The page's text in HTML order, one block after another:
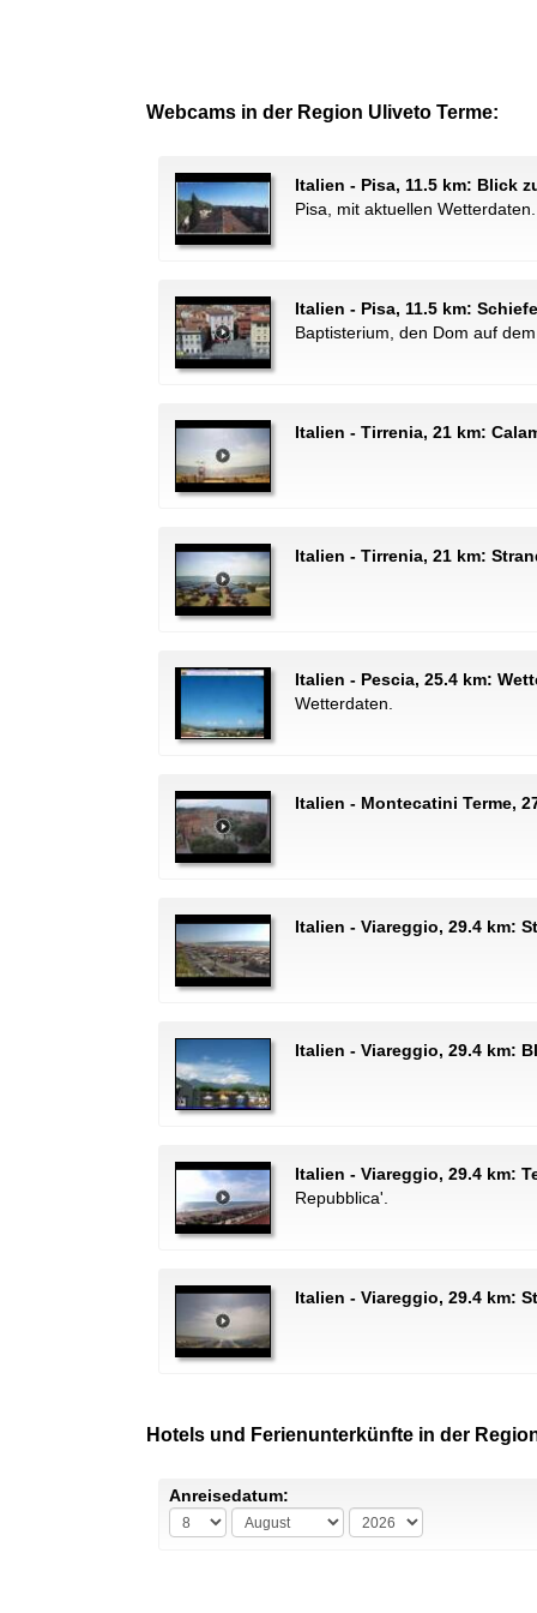
Webcams in der Region Uliveto Terme:
Italien - Pisa, 11.5 km: Blick
Pisa, mit aktuellen Wetterdaten.
Italien - Pisa, 11.5 km:
Baptisterium, den Dom auf
Italien - Tirrenia, 21 km:
Italien - Tirrenia, 21 km:
Italien - Pescia, 25.4 km:
Wetterdaten.
Italien - Montecatini Terme,
Italien - Viareggio, 29.4 km:
Italien - Viareggio, 29.4 km:
Italien - Viareggio, 29.4 km:
Repubblica'.
Italien - Viareggio, 29.4 km:
Hotels und Ferienunterkünfte in der
Anreisedatum: